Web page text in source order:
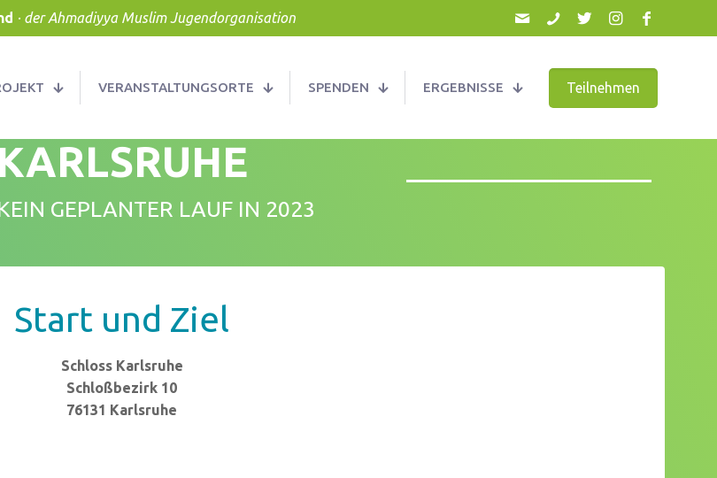
· der Ahmadiyya Muslim Jugendorganisation
VERANSTALTUNGSORTE SPENDEN ERGEBNISSE Teilnehmen
KARLSRUHE
GEPLANTER LAUF IN 2023
Start und Ziel
Schloss Karlsruhe
Schloßbezirk 10
76131 Karlsruhe